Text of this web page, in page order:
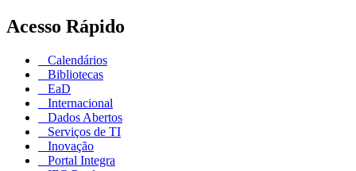
Acesso Rápido
Calendários
Bibliotecas
EaD
Internacional
Dados Abertos
Serviços de TI
Inovação
Portal Integra